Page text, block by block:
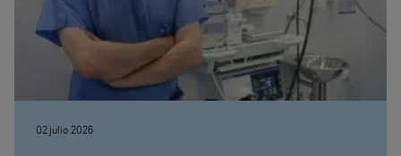
02 julio 2026